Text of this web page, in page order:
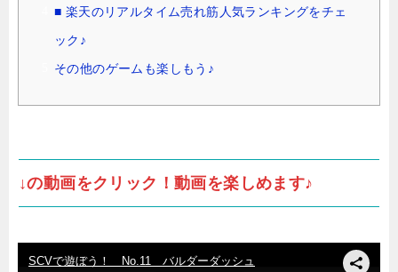
■ 楽天のリアルタイム売れ筋人気ランキングをチェ
ック♪
その他のゲームも楽しもう♪
↓の動画をクリック！動画を楽しめます♪